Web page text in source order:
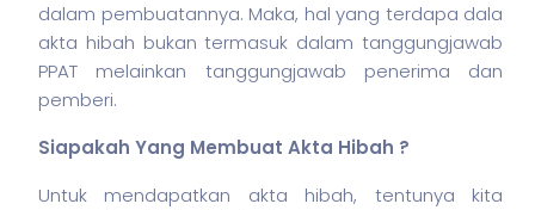
dalam pembuatannya. Maka, hal yang terdapa dala
akta hibah bukan termasuk dalam tanggungjawab
PPAT melainkan tanggungjawab penerima dan
pemberi.
Siapakah Yang Membuat Akta Hibah ?
Untuk mendapatkan akta hibah, tentunya kita